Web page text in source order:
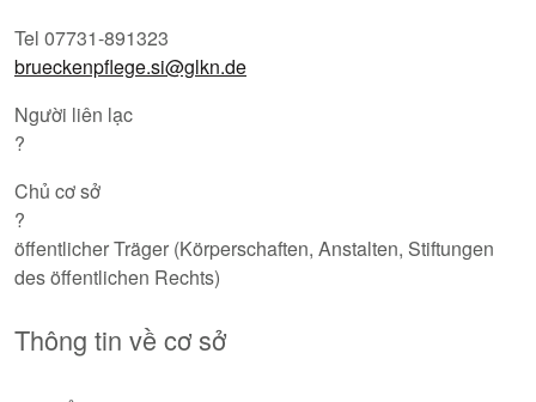
Tel 07731-891323
brueckenpflege.si@glkn.de
Người liên lạc
?
Chủ cơ sở
?
öffentlicher Träger (Körperschaften, Anstalten, Stiftungen
des öffentlichen Rechts)
Thông tin về cơ sở